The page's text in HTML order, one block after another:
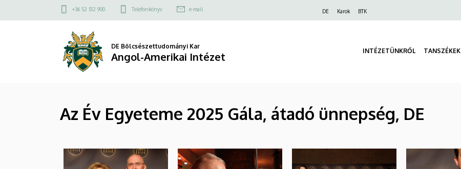
Amerikai
a
Felső
menü
+36 52 512 900 Telefonkönyv e-mail DE Karok BTK
DE Bölcsészettudományi Kar
Angol-Amerikai Intézet INTÉZETÜNKRŐL TANSZÉKEK
Az Év Egyeteme 2025 Gála, átadó ünnepség, DE